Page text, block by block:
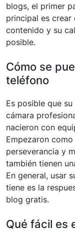
blogs, el primer
principal es crear
contenido y su
posible.
Cómo se
teléfono
Es posible que
cámara
nacieron con
Empezaron
perseverancia y
también tienen
En general, usar
tiene es la
blog gratis.
Qué fácil es